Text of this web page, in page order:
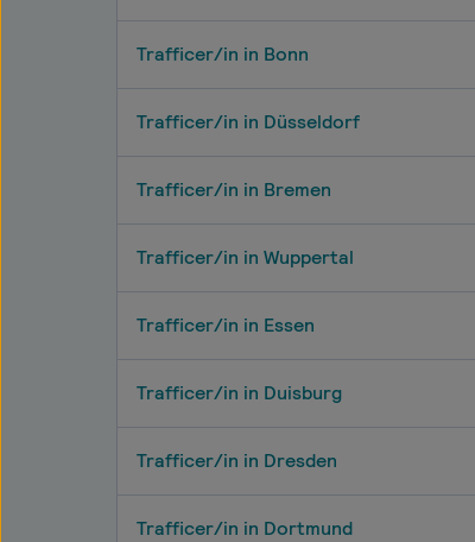
Trafficer/in in Bonn
Trafficer/in in Düsseldorf
Trafficer/in in Bremen
Trafficer/in in Wuppertal
Trafficer/in in Essen
Trafficer/in in Duisburg
Trafficer/in in Dresden
Trafficer/in in Dortmund